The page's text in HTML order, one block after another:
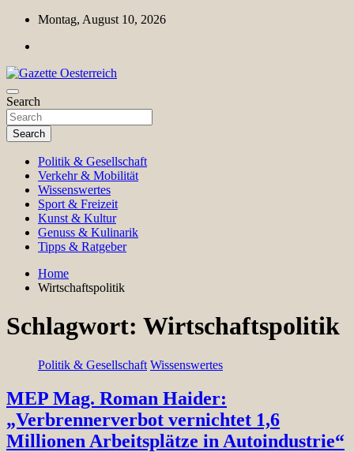
Skip
content
Montag, August 10, 2026
Gazette Oesterreich
Magazin für Freizeit, Politik, Kultur & Wissenschaft
Search
Search
Politik & Gesellschaft
Verkehr & Mobilität
Wissenswertes
Sport & Freizeit
Kunst & Kultur
Genuss & Kulinarik
Tipps & Ratgeber
Home
Wirtschaftspolitik
Schlagwort: Wirtschaftspolitik
Politik & Gesellschaft Wissenswertes
MEP Mag. Roman Haider:
„Verbrennerverbot vernichtet 1,6
Millionen Arbeitsplätze in Autoindustrie“